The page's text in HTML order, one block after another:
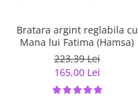
Bratara argint reglabila cu
Mana lui Fatima (Hamsa)
223,39 Lei
165,00 Lei